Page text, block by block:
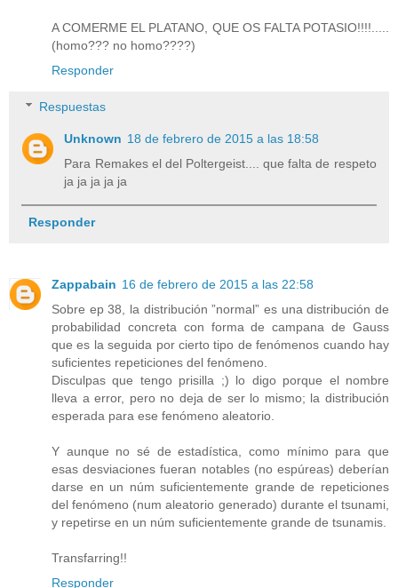
A COMERME EL PLATANO, QUE OS FALTA POTASIO!!!!.....
(homo??? no homo????)
Responder
Respuestas
Unknown 18 de febrero de 2015 a las 18:58
Para Remakes el del Poltergeist.... que falta de respeto
ja ja ja ja ja
Responder
Zappabain 16 de febrero de 2015 a las 22:58
Sobre ep 38, la distribución ”normal” es una distribución de
probabilidad concreta con forma de campana de Gauss
que es la seguida por cierto tipo de fenómenos cuando hay
suficientes repeticiones del fenómeno.
Disculpas que tengo prisilla ;) lo digo porque el nombre
lleva a error, pero no deja de ser lo mismo; la distribución
esperada para ese fenómeno aleatorio.
Y aunque no sé de estadística, como mínimo para que
esas desviaciones fueran notables (no espúreas) deberían
darse en un núm suficientemente grande de repeticiones
del fenómeno (num aleatorio generado) durante el tsunami,
y repetirse en un núm suficientemente grande de tsunamis.
Transfarring!!
Responder